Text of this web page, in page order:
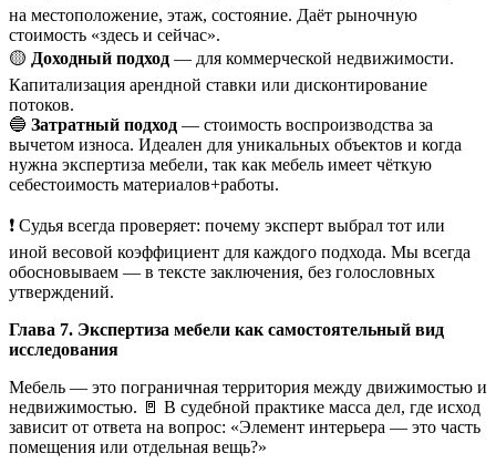
на местоположение, этаж, состояние. Даёт рыночную
стоимость «здесь и сейчас».
🟡 Доходный подход — для коммерческой недвижимости.
Капитализация арендной ставки или дисконтирование
потоков.
🔵 Затратный подход — стоимость воспроизводства за
вычетом износа. Идеален для уникальных объектов и когда
нужна экспертиза мебели, так как мебель имеет чёткую
себестоимость материалов+работы.
❗ Судья всегда проверяет: почему эксперт выбрал тот или
иной весовой коэффициент для каждого подхода. Мы всегда
обосновываем — в тексте заключения, без голословных
утверждений.
Глава 7. Экспертиза мебели как самостоятельный вид
исследования
Мебель — это пограничная территория между движимостью и
недвижимостью. 🚪 В судебной практике масса дел, где исход
зависит от ответа на вопрос: «Элемент интерьера — это часть
помещения или отдельная вещь?»